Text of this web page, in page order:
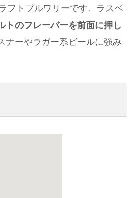
フトブルワリーです。ラスベ
トのフレーバーを前面に押し
ナーやラガー系ビールに強み